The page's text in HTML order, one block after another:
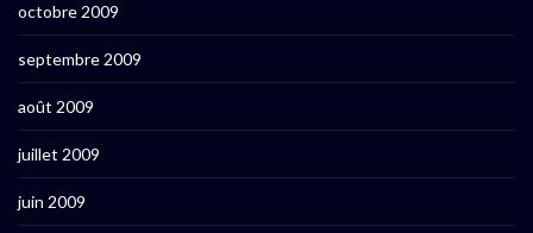
octobre 2009
septembre 2009
août 2009
juillet 2009
juin 2009